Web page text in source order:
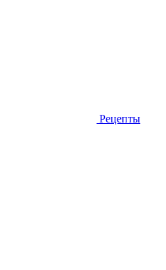
Рецепты